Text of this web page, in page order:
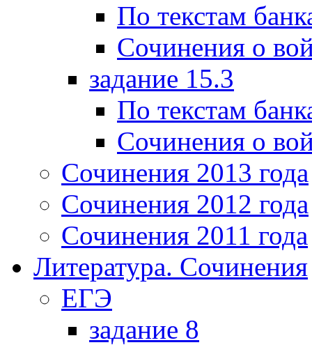
По текстам
Сочинения о
задание 15.3
По текстам
Сочинения о
Сочинения 2013 года
Сочинения 2012 года
Сочинения 2011 года
Литература. Сочинения
ЕГЭ
задание 8